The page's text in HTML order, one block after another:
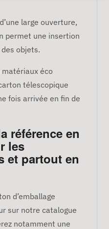
large ouverture,
permet une insertion
objets.
éco
télescopique
fois arrivée en fin de
référence en
les
et partout en
d’emballage
sur notre catalogue
notamment une